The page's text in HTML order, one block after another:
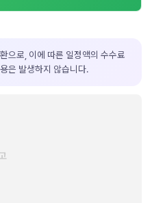
으로, 이에 따른 일정액의 수수료
은 발생하지 않습니다.